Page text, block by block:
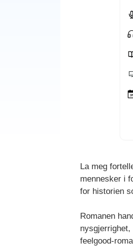
La meg
mennesker i
for historien
Romanen
feelgood-